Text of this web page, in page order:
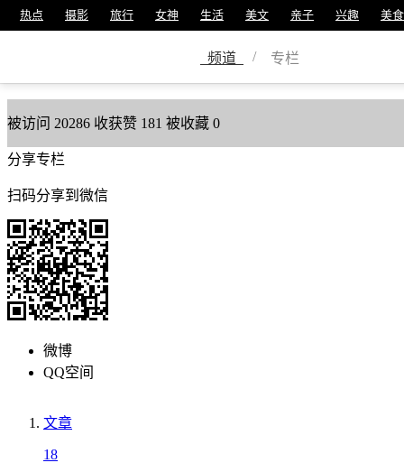
热点 摄影 旅行 女神 生活 美文 亲子 兴趣 美食
频道 / 专栏
美篇号68852576
被访问 20286 收获赞 181 被收藏 0
分享专栏
扫码分享到微信
微博
QQ空间
文章
18